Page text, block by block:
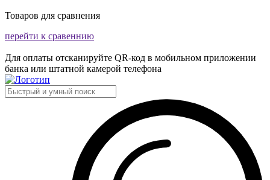
Товаров для сравнения
перейти к сравеннию
Для оплаты отсканируйте QR-код в мобильном приложении
банка или штатной камерой телефона